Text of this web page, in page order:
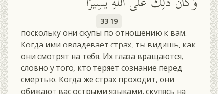
33:19
поскольку они скупы по отношению к вам.
Когда ими овладевает страх, ты видишь, как
они смотрят на тебя. Их глаза вращаются,
словно у того, кто теряет сознание перед
смертью. Когда же страх проходит, они
обижают вас острыми языками, скупясь на